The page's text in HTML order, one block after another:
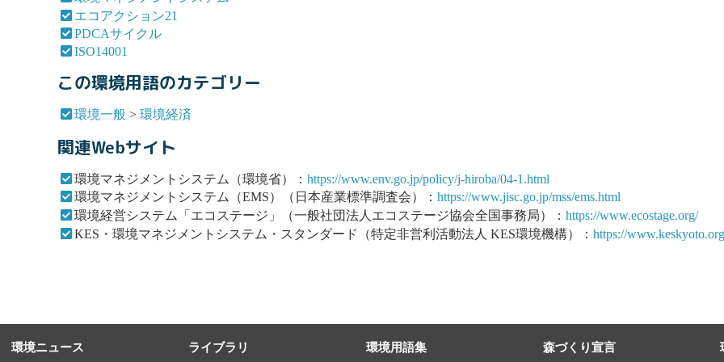
エコアクション21
PDCAサイクル
ISO14001
この環境用語のカテゴリー
環境一般 >環境経済
関連Webサイト
環境マネジメントシステム（環境省）：https://www.env.go.jp/policy/j-hiroba/04-1.html
環境マネジメントシステム（EMS）（日本産業標準調査会）：https://www.jisc.go.jp/mss/ems.html
環境経営システム「エコステージ」（一般社団法人エコステージ協会全国事務局）：https://www.ecostage.org/
KES・環境マネジメントシステム・スタンダード（特定非営利活動法人 KES環境機構）：https://
環境ニュース ライブラリ 環境用語集 森づくり宣言